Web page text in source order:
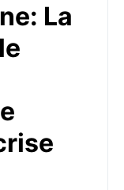
La